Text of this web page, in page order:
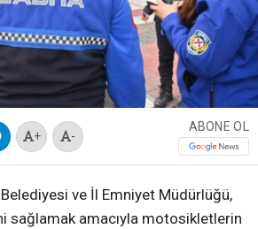
+ -
ABONE OL
ve İl Emniyet Müdürlüğü,
sağlamak amacıyla motosikletlerin